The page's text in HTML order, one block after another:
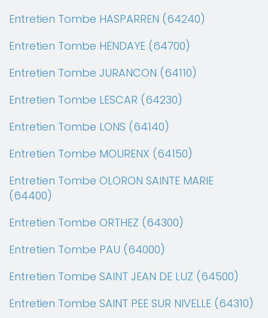
Entretien Tombe HASPARREN (64240)
Entretien Tombe HENDAYE (64700)
Entretien Tombe JURANCON (64110)
Entretien Tombe LESCAR (64230)
Entretien Tombe LONS (64140)
Entretien Tombe MOURENX (64150)
Entretien Tombe OLORON SAINTE MARIE
(64400)
Entretien Tombe ORTHEZ (64300)
Entretien Tombe PAU (64000)
Entretien Tombe SAINT JEAN DE LUZ (64500)
Entretien Tombe SAINT PEE SUR NIVELLE (64310)